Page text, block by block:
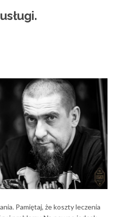
Pamiętaj, że koszty leczenia